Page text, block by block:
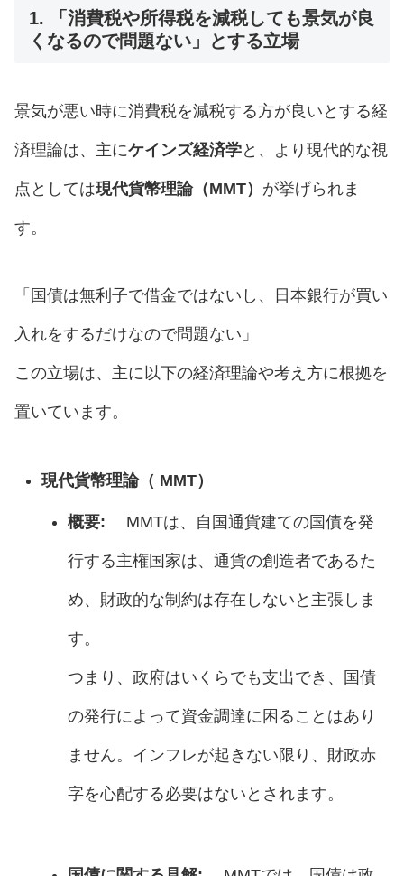
1. 「消費税や所得税を減税しても景気が良
くなるので問題ない」とする立場
景気が悪い時に消費税を減税する方が良いとする経
済理論は、主にケインズ経済学と、より現代的な視
点としては現代貨幣理論（MMT） が挙げられま
す。
「国債は無利子で借金ではないし、日本銀行が買い
入れをするだけなので問題ない」
この立場は、主に以下の経済理論や考え方に根拠を
置いています。
現代貨幣理論（ MMT）
概要: MMTは、自国通貨建ての国債を発
行する主権国家は、通貨の創造者であるた
め、財政的な制約は存在しないと主張しま
す。
つまり、政府はいくらでも支出でき、国債
の発行によって資金調達に困ることはあり
ません。インフレが起きない限り、財政赤
字を心配する必要はないとされます。